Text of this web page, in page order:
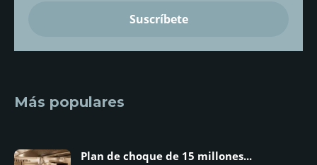
Más populares
Plan de choque de 15 millones...